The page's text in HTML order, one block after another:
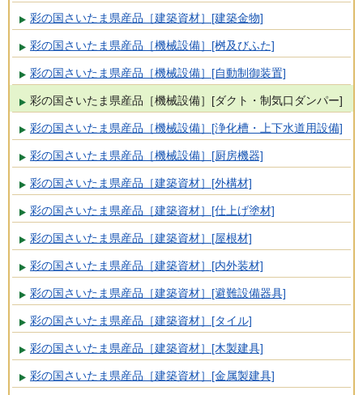
彩の国さいたま県産品［建築資材］[建築金物]
彩の国さいたま県産品［機械設備］[桝及びふた]
彩の国さいたま県産品［機械設備］[自動制御装置]
彩の国さいたま県産品［機械設備］[ダクト・制気口ダンパー]
彩の国さいたま県産品［機械設備］[浄化槽・上下水道用設備]
彩の国さいたま県産品［機械設備］[厨房機器]
彩の国さいたま県産品［建築資材］[外構材]
彩の国さいたま県産品［建築資材］[仕上げ塗材]
彩の国さいたま県産品［建築資材］[屋根材]
彩の国さいたま県産品［建築資材］[内外装材]
彩の国さいたま県産品［建築資材］[避難設備器具]
彩の国さいたま県産品［建築資材］[タイル]
彩の国さいたま県産品［建築資材］[木製建具]
彩の国さいたま県産品［建築資材］[金属製建具]